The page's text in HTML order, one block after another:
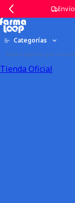
Envío
Categorías
Tienda Oficial